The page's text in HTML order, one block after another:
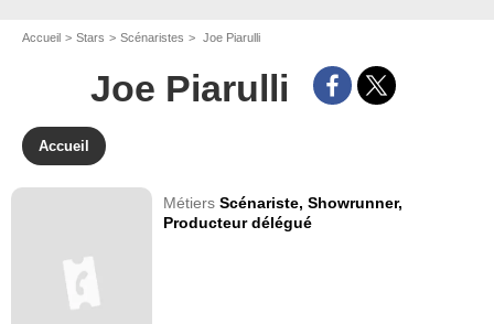
Accueil Stars Scénaristes Joe Piarulli
Joe Piarulli
Accueil
MétiersScénariste,Showrunner,
Producteur délégué